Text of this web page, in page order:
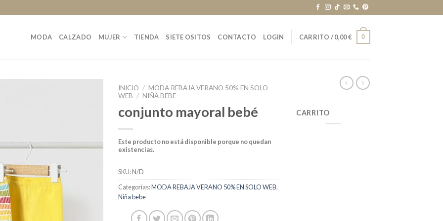
MODA CALZADO MUJER TIENDA SIETE OSITOS CONTACTO LOGIN CARRITO /0,00€ 0
INICIO / MODA REBAJA VERANO 50% EN SOLO
WEB / NIÑA BEBE
conjunto mayoral bebé
Este producto no está disponible porque no quedan
existencias.
SKU:N/D
Categorías:MODA REBAJA VERANO 50% EN SOLO WEB,
Niña bebe
CARRITO